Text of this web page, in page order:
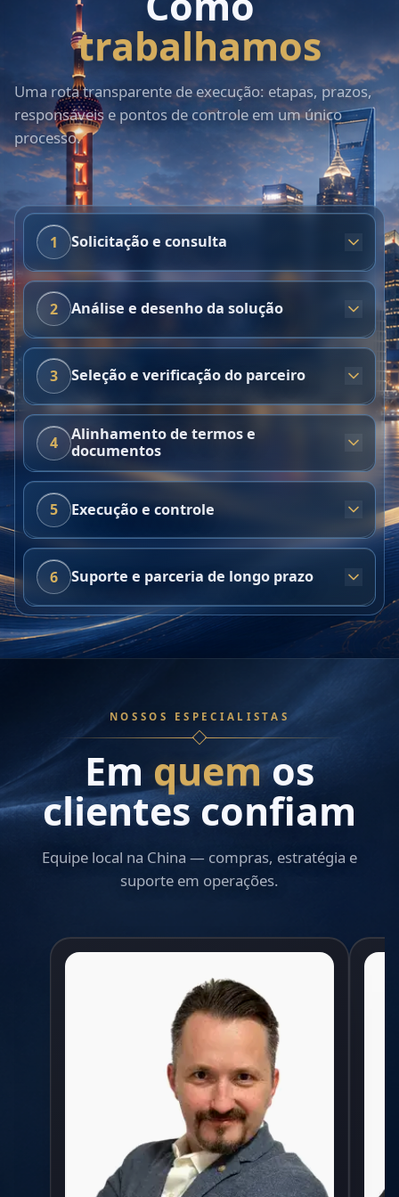
trabalhamos
Uma rota transparente de execução: etapas, prazos,
responsáveis e pontos de controle em um único
processo.
1 Solicitação e consulta
2 Análise e desenho da solução
3 Seleção e verificação do parceiro
4
Alinhamento de termos e
documentos
5 Execução e controle
6 Suporte e parceria de longo prazo
NOSSOS ESPECIALISTAS
Em quemos
clientesconfiam
Equipe local na China — compras, estratégia e
suporte em operações.